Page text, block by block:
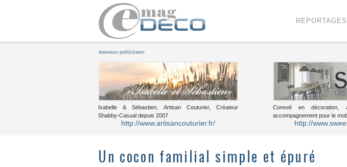
REPORTAGES
Annonces publicitaires
Isabelle & Sébastien, Artisan Couturier, Créateur
Shabby-Casual depuis 2007
http://www.artisancouturier.fr/
Conseil en décoration,
accompagnement pour le
http://
Un cocon familial simple et épuré